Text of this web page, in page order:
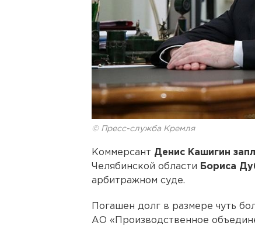
© Пресс-служба Кремля
Коммерсант Денис Кашигин
Челябинской области Бориса
арбитражном суде.
Погашен долг в размере чуть
АО «Производственное